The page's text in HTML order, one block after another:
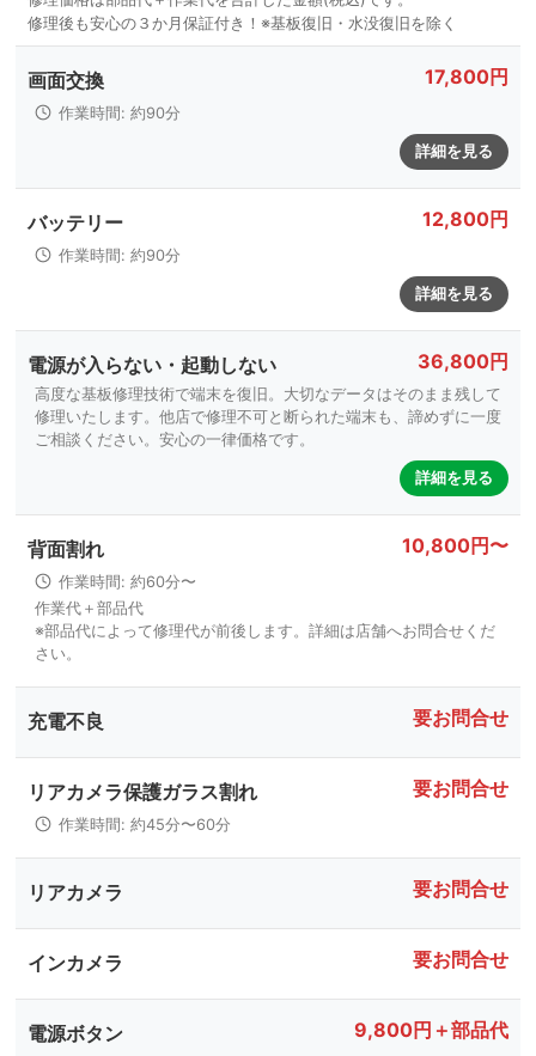
画面交換 17,800円
作業時間: 約90分
詳細を見る
バッテリー 12,800円
作業時間: 約90分
詳細を見る
電源が入らない・起動しない 36,800円
高度な基板修理技術で端末を復旧。大切なデータはそのまま残して
修理いたします。他店で修理不可と断られた端末も、諦めずに一度
ご相談ください。安心の一律価格です。
詳細を見る
背面割れ 10,800円〜
作業時間: 約60分〜
作業代＋部品代
※部品代によって修理代が前後します。詳細は店舗へお問合せくだ
さい。
充電不良 要お問合せ
リアカメラ保護ガラス割れ 要お問合せ
作業時間: 約45分〜60分
リアカメラ 要お問合せ
インカメラ 要お問合せ
電源ボタン 9,800円＋部品代